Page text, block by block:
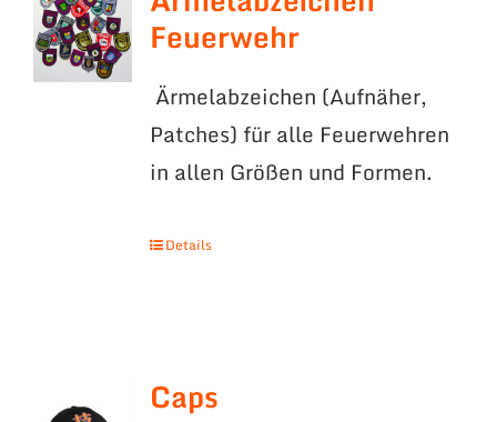
Feuerwehr
Ärmelabzeichen (Aufnäher,
Patches) für alle Feuerwehren
in allen Größen und Formen.
Details
Caps